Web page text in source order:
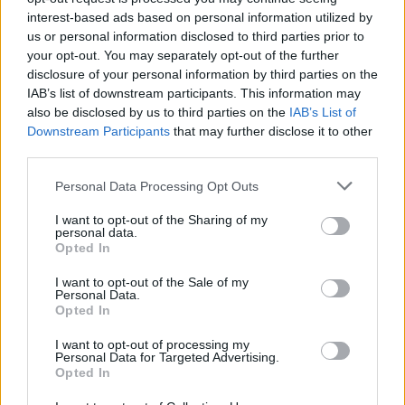
interest-based ads based on personal information utilized by
us or personal information disclosed to third parties prior to
your opt-out. You may separately opt-out of the further
disclosure of your personal information by third parties on the
IAB’s list of downstream participants. This information may
also be disclosed by us to third parties on the IAB’s List of
Downstream Participants that may further disclose it to other
Personal Data Processing Opt Outs
I want to opt-out of the Sharing of my
personal data.
Opted In
I want to opt-out of the Sale of my
Personal Data.
Opted In
I want to opt-out of processing my
Personal Data for Targeted Advertising.
Opted In
y al Reglamento (UE) 2016/679 del
Parlamento Europeo y del Consejo de 27 de
abril de 2016 relativo a la protección de
Idioma del
material
español
Instrumentos de
descripción
1º fase: descripciones a nivel fondo y sección;
inventario de las unidades documentales
según la base de datos del AULPGC;
(situación hasta 2024).
2º fase: se comienza la descripción archivística
de las unidades... »
Existencia y
localización de
Archivo de la Universidad de Las Palmas de
Existencia y
localización de
No consta la existencia de copias de este